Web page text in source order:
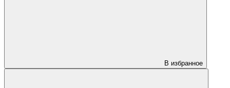
В избранное